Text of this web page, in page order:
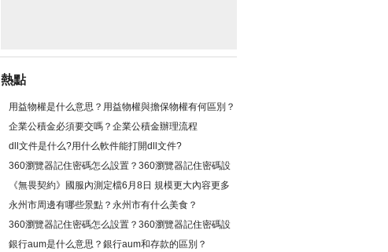
熱點
用益物權是什么意思？用益物權與擔保物權有何區別？
企業公積金必須要交嗎？企業公積金辦理流程
dll文件是什么?用什么軟件能打開dll文件?
360瀏覽器記住密碼怎么設置？360瀏覽器記住密碼設
置方法
《無畏契約》國服內測定檔6月8日 規模更大內容更多
永州市周邊有哪些景點？永州市有什么美食？
360瀏覽器記住密碼怎么設置？360瀏覽器記住密碼設
置方法
銀行aum是什么意思？銀行aum和存款的區別？